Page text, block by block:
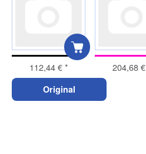
112,44 €* 204,68 €
Original